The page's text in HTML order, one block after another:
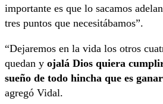
importante es que lo sacamos
tres puntos que necesitábamos”.
“Dejaremos en la vida los otros
quedan y ojalá Dios quiera
sueño de todo hincha que es
agregó Vidal.